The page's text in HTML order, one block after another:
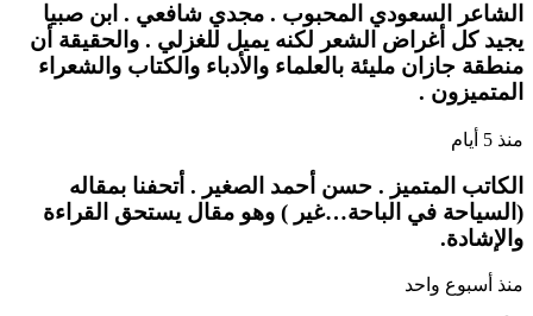
الشاعر السعودي المحبوب . مجدي شافعي . ابن صبيا
يجيد كل أغراض الشعر لكنه يميل للغزلي . والحقيقة أن
منطقة جازان مليئة بالعلماء والأدباء والكتاب والشعراء
المتميزون .
منذ 5 أيام
الكاتب المتميز . حسن أحمد الصغير . أتحفنا بمقاله
(السياحة في الباحة…غير ) وهو مقال يستحق القراءة
والإشادة.
منذ أسبوع واحد